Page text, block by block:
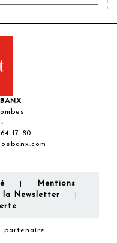
17 80
Mentions
la Newsletter
partenaire